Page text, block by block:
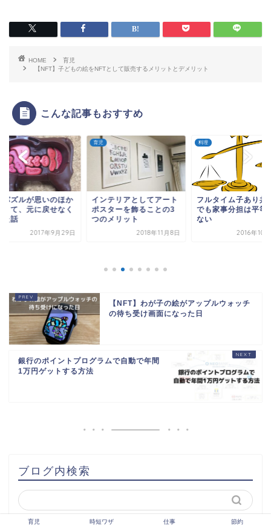
HOME
育児
【NFT】子どもの絵をNFTとして販売するメリットとデメリット
こんな記事もおすすめ
パズルが思いのほか
くて、元に戻せなく
た話
2017年9月29日
育児
インテリアとしてアート
ポスターを飾ることの3
つのメリット
2018年11月8日
料理
フルタイム子あり共
でも家事分担は平等
ない
2016年10
【NFT】わが子の絵がアップルウォッチ
の待ち受け画面になった日
銀行のポイントプログラムで自動で年間
1万円ゲットする方法
ブログ内検索
育児 時短ワザ 仕事 節約